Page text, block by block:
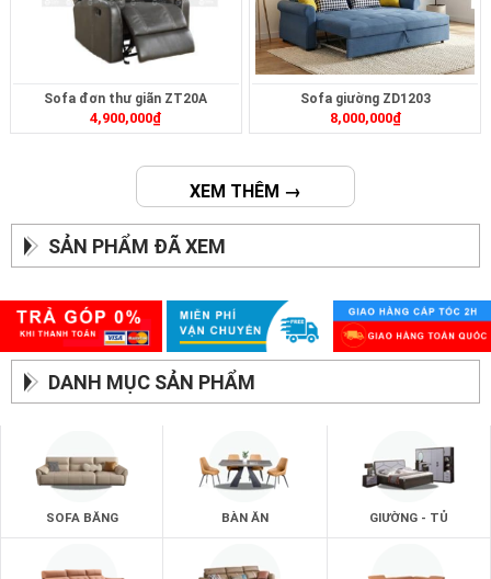
Sofa đơn thư giãn ZT20A
4,900,000₫
Sofa giường ZD1203
8,000,000₫
XEM THÊM →
SẢN PHẨM ĐÃ XEM
DANH MỤC SẢN PHẨM
SOFA BĂNG BÀN ĂN GIƯỜNG - TỦ